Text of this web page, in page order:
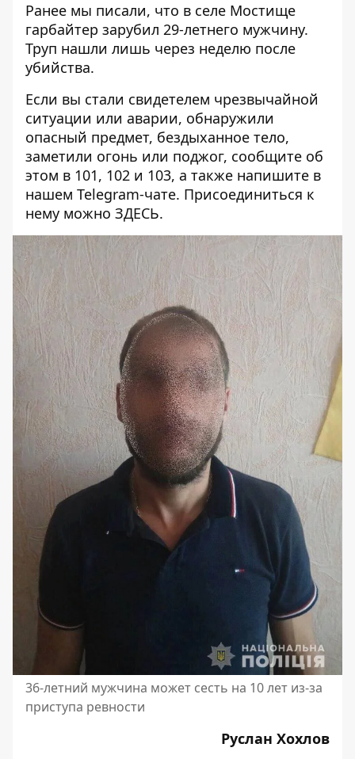
Ранее мы писали, что в селе Мостище
гарбайтер зарубил 29-летнего мужчину.
Труп нашли лишь через неделю после
убийства.
Если вы стали свидетелем чрезвычайной
ситуации или аварии, обнаружили
опасный предмет, бездыханное тело,
заметили огонь или поджог, сообщите об
этом в 101, 102 и 103, а также напишите в
нашем Telegram-чате. Присоединиться к
нему можно ЗДЕСЬ.
36-летний мужчина может сесть на 10 лет из-за
приступа ревности
Руслан Хохлов